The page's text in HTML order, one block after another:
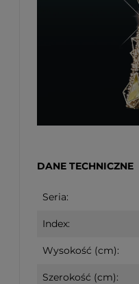
DANE TECHNICZNE
Seria:
Index:
Wysokość (cm):
Szerokość (cm):